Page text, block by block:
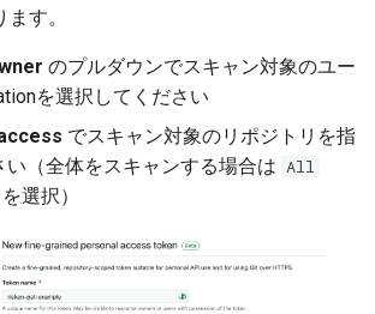
す。
のプルダウンでスキャン対象のユー
を選択してください
でスキャン対象のリポジトリを指
い（全体をスキャンする場合は All
を選択）